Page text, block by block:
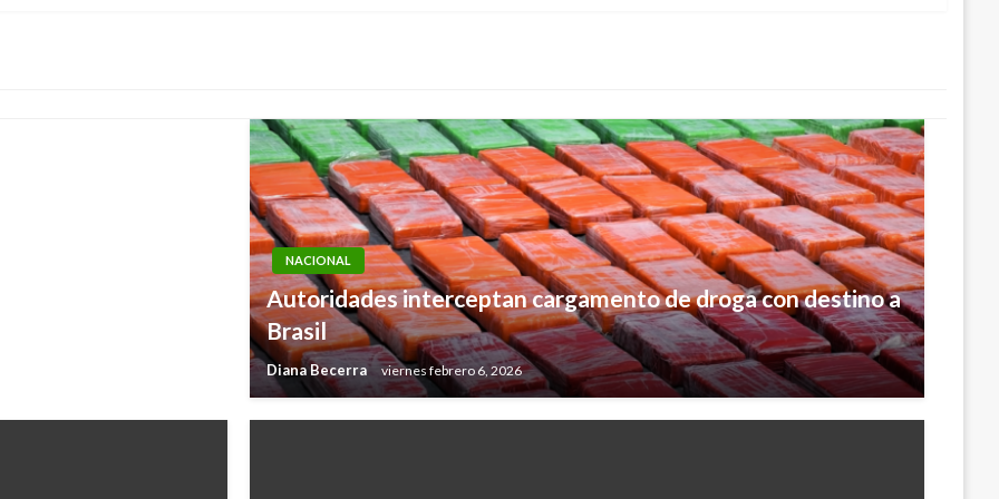
NACIONAL
Autoridades interceptan cargamento de droga con destino a
Brasil
Diana Becerra viernes febrero 6, 2026